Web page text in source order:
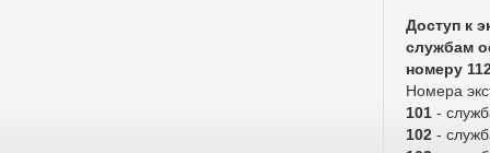
Доступ к
службам
номеру
Номера
101-
102-